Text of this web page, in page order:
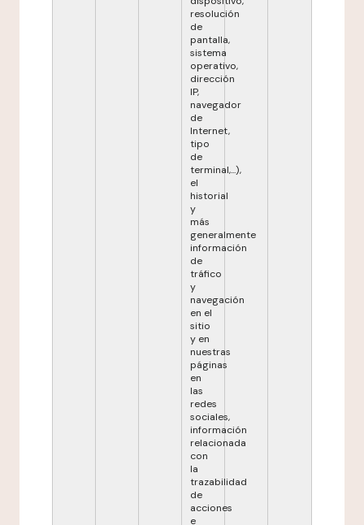
resolución
de
pantalla,
sistema
operativo,
dirección
IP,
navegador
de
Internet,
tipo
de
terminal,...),
el
historial
y
más
generalmente
información
de
tráfico
y
navegación
en el
sitio
y en
nuestras
páginas
en
las
redes
sociales,
información
relacionada
con
la
trazabilidad
de
acciones
e